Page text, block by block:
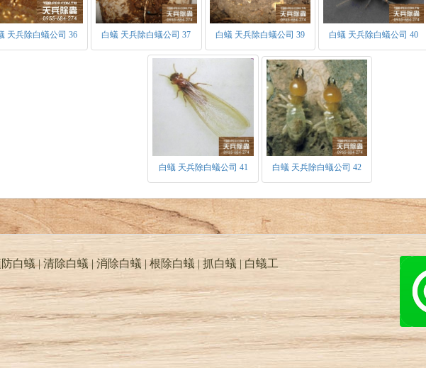
天兵除白蟻公司 36 白蟻 天兵除白蟻公司 37 白蟻 天兵除白蟻公司 39 白蟻 天兵除白蟻公司 40
白蟻 天兵除白蟻公司 41 白蟻 天兵除白蟻公司 42
白蟻 | 清除白蟻 | 消除白蟻 | 根除白蟻 | 抓白蟻 |白蟻工